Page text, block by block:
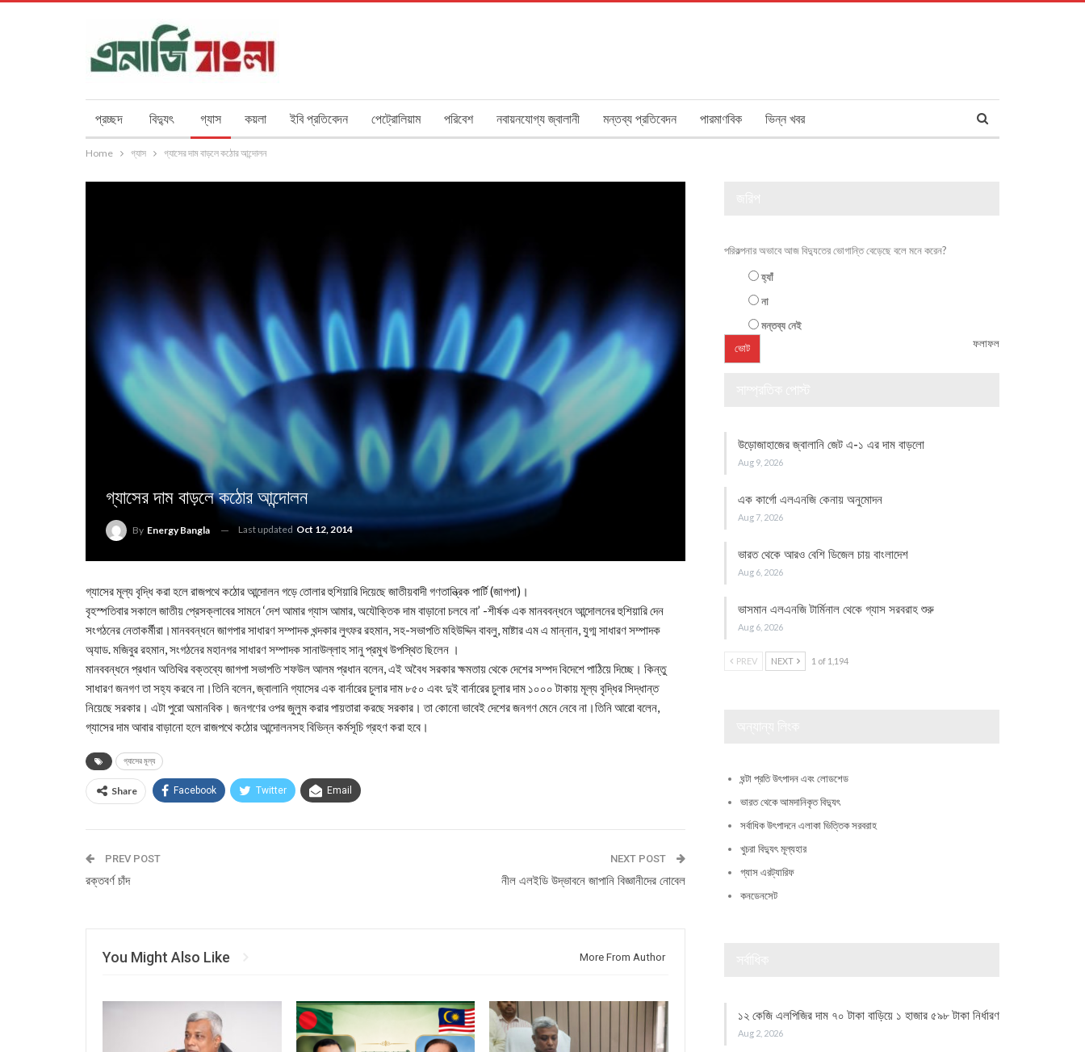
প্রচ্ছদ বিদ্যুৎ গ্যাস কয়লা ইবি প্রতিবেদন পেট্রোলিয়াম পরিবেশ নবায়নযোগ্য জ্বালানী মন্তব্য প্রতিবেদন পারমাণবিক ভিন্ন খবর
Home গ্যাস গ্যাসের দাম বাড়লে কঠোর আন্দোলন
গ্যাসের দাম বাড়লে কঠোর আন্দোলন
By Energy Bangla Last updated Oct 12, 2014
গ্যাসের মূল্য বৃদ্ধি করা হলে রাজপথে কঠোর আন্দোলন গড়ে তোলার হুশিয়ারি দিয়েছে জাতীয়বাদী গণতান্ত্রিক পার্টি (জাগপা)।
বৃহস্পতিবার সকালে জাতীয় প্রেসক্লাবের সামনে ‘দেশ আমার গ্যাস আমার, অযৌক্তিক দাম বাড়ানো চলবে না’ -শীর্ষক এক মানববন্ধনে আন্দোলনের হুশিয়ারি দেন
সংগঠনের নেতাকর্মীরা।মানববন্ধনে জাগপার সাধারণ সম্পাদক খন্দকার লুৎফর রহমান, সহ-সভাপতি মহিউদ্দিন বাবলু, মাষ্টার এম এ মান্নান, যুগ্ম সাধারণ সম্পাদক
অ্যাড. মজিবুর রহমান, সংগঠনের মহানগর সাধারণ সম্পাদক সানাউল্লাহ সানু প্রমুখ উপস্থিত ছিলেন ।
মানববন্ধনে প্রধান অতিথির বক্তব্যে জাগপা সভাপতি শফউল আলম প্রধান বলেন, এই অবৈধ সরকার ক্ষমতায় থেকে দেশের সম্পদ বিদেশে পাঠিয়ে দিচ্ছে। কিন্তু
সাধারণ জনগণ তা সহ্য করবে না।তিনি বলেন, জ্বালানি গ্যাসের এক বার্নারের চুলার দাম ৮৫০ এবং দুই বার্নারের চুলার দাম ১০০০ টাকায় মূল্য বৃদ্ধির সিদ্ধান্ত
নিয়েছে সরকার। এটা পুরো অমানবিক। জনগণের ওপর জুলুম করার পায়তারা করছে সরকার। তা কোনো ভাবেই দেশের জনগণ মেনে নেবে না।তিনি আরো বলেন,
গ্যাসের দাম আবার বাড়ানো হলে রাজপথে কঠোর আন্দোলনসহ বিভিন্ন কর্মসূচি গ্রহণ করা হবে।
গ্যাসের মূল্য
Share Facebook Twitter Email
PREV POST
রক্তবর্ণ চাঁদ
NEXT POST
নীল এলইডি উদ্ভাবনে জাপানি বিজ্ঞানীদের নোবেল
You Might Also Like More From Author
পরিকল্পনার অভাবে আজ বিদ্যুতের ভোগান্তি বেড়েছে বলে মনে করেন?
হ্যাঁ
না
মন্তব্য নেই
ফলাফল
উড়োজাহাজের জ্বালানি জেট এ-১ এর দাম বাড়লো
Aug 9, 2026
এক কার্গো এলএনজি কেনায় অনুমোদন
Aug 7, 2026
ভারত থেকে আরও বেশি ডিজেল চায় বাংলাদেশ
Aug 6, 2026
ভাসমান এলএনজি টার্মিনাল থেকে গ্যাস সরবরাহ শুরু
Aug 6, 2026
PREV NEXT 1 of 1,194
ঘন্টা প্রতি উৎপাদন এবং লোডশেড
ভারত থেকে আমদানিকৃত বিদ্যুৎ
সর্বাধিক উৎপাদনে এলাকা ভিত্তিক সরবরাহ
খুচরা বিদ্যুৎ মূল্যহার
গ্যাস এরট্যারিফ
কনডেনসেট
১২ কেজি এলপিজির দাম ৭০ টাকা বাড়িয়ে ১ হাজার ৫৯৮ টাকা নির্ধারণ
Aug 2, 2026